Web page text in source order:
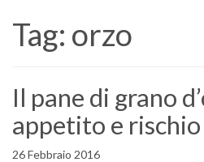
Tag: orzo
Il pane di grano
appetito e
26 Febbraio 2016